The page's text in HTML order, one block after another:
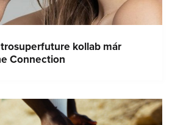
kollab már
Connection